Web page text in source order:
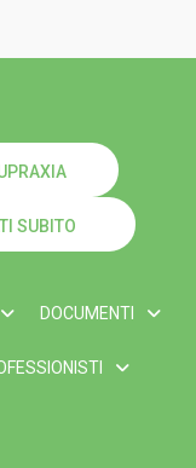
SUBITO
DOCUMENTI